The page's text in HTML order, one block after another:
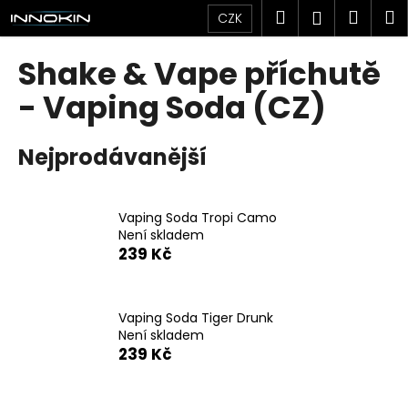
Přejít
na
obsah
CZK Hledat
Shake & Vape příchutě
- Vaping Soda (CZ)
Nejprodávanější
Vaping Soda Tropi Camo
Není skladem
239 Kč
Vaping Soda Tiger Drunk
Není skladem
239 Kč
K
o
C
p
o